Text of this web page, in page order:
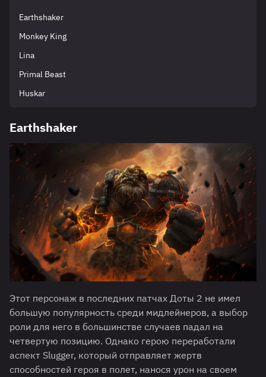
Earthshaker
Monkey King
Lina
Primal Beast
Huskar
Earthshaker
Этот персонаж в последних патчах Доты 2 не имел
большую популярность среди мидлейнеров, а выбор
роли для него в большинстве случаев падал на
четвертую позицию. Однако герою переработали
аспект Slugger, который отправляет жертв
способностей героя в полет, нанося урон на своем